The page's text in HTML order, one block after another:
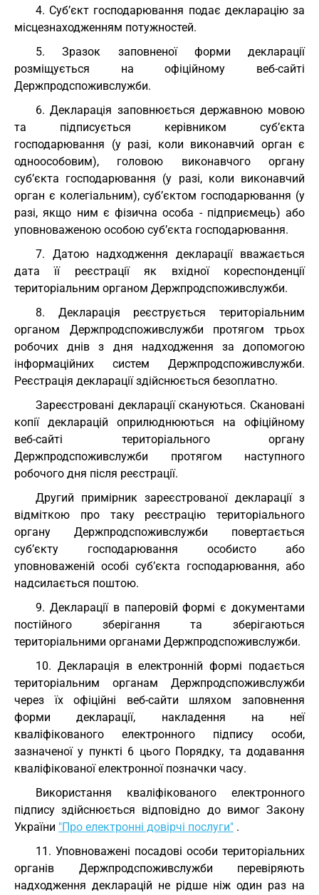
4. Суб’єкт господарювання подає декларацію за
місцезнаходженням потужностей.
5. Зразок заповненої форми декларації
розміщується на офіційному веб-сайті
Держпродспоживслужби.
6. Декларація заповнюється державною мовою
та підписується керівником суб’єкта
господарювання (у разі, коли виконавчий орган є
одноособовим), головою виконавчого органу
суб’єкта господарювання (у разі, коли виконавчий
орган є колегіальним), суб’єктом господарювання (у
разі, якщо ним є фізична особа - підприємець) або
уповноваженою особою суб’єкта господарювання.
7. Датою надходження декларації вважається
дата її реєстрації як вхідної кореспонденції
територіальним органом Держпродспоживслужби.
8. Декларація реєструється територіальним
органом Держпродспоживслужби протягом трьох
робочих днів з дня надходження за допомогою
інформаційних систем Держпродспоживслужби.
Реєстрація декларації здійснюється безоплатно.
Зареєстровані декларації скануються. Скановані
копії декларацій оприлюднюються на офіційному
веб-сайті територіального органу
Держпродспоживслужби протягом наступного
робочого дня після реєстрації.
Другий примірник зареєстрованої декларації з
відміткою про таку реєстрацію територіального
органу Держпродспоживслужби повертається
суб’єкту господарювання особисто або
уповноваженій особі суб’єкта господарювання, або
надсилається поштою.
9. Декларації в паперовій формі є документами
постійного зберігання та зберігаються
територіальними органами Держпродспоживслужби.
10. Декларація в електронній формі подається
територіальним органам Держпродспоживслужби
через їх офіційні веб-сайти шляхом заповнення
форми декларації, накладення на неї
кваліфікованого електронного підпису особи,
зазначеної у пункті 6 цього Порядку, та додавання
кваліфікованої електронної позначки часу.
Використання кваліфікованого електронного
підпису здійснюється відповідно до вимог Закону
України "Про електронні довірчі послуги" .
11. Уповноважені посадові особи територіальних
органів Держпродспоживслужби перевіряють
надходження декларацій не рідше ніж один раз на